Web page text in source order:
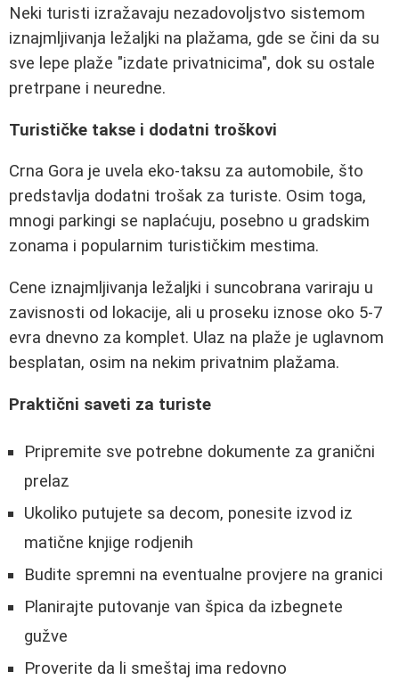
Neki turisti izražavaju nezadovoljstvo sistemom
iznajmljivanja ležaljki na plažama, gde se čini da su
sve lepe plaže "izdate privatnicima", dok su ostale
pretrpane i neuredne.
Turističke takse i dodatni troškovi
Crna Gora je uvela eko-taksu za automobile, što
predstavlja dodatni trošak za turiste. Osim toga,
mnogi parkingi se naplaćuju, posebno u gradskim
zonama i popularnim turističkim mestima.
Cene iznajmljivanja ležaljki i suncobrana variraju u
zavisnosti od lokacije, ali u proseku iznose oko 5-7
evra dnevno za komplet. Ulaz na plaže je uglavnom
besplatan, osim na nekim privatnim plažama.
Praktični saveti za turiste
Pripremite sve potrebne dokumente za granični
prelaz
Ukoliko putujete sa decom, ponesite izvod iz
matične knjige rodjenih
Budite spremni na eventualne provjere na granici
Planirajte putovanje van špica da izbegnete
gužve
Proverite da li smeštaj ima redovno